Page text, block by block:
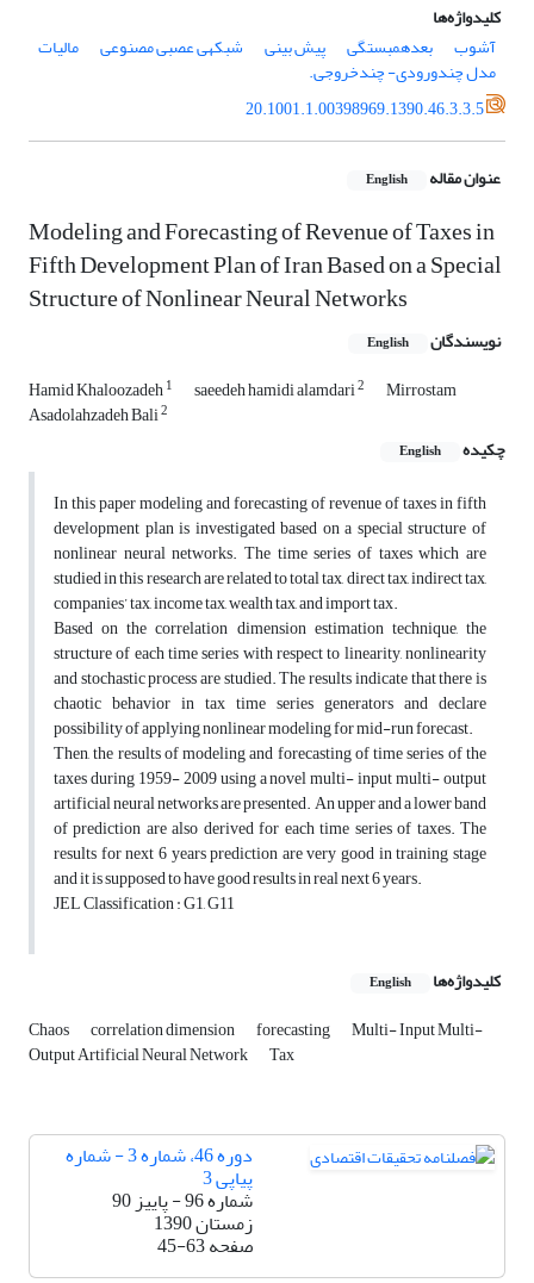
کلیدواژه‌ها
آشوب
بعدهمبستگی پیش بینی شبکه‎ی عصبی مصنوعی مالیات
مدل چندورودی- چندخروجی.
20.1001.1.00398969.1390.46.3.3.5
عنوان مقاله English
Modeling and Forecasting of Revenue of Taxes in
Fifth Development Plan of Iran Based on a Special
Structure of Nonlinear Neural Networks
نویسندگان English
Hamid Khaloozadeh1 saeedeh hamidi alamdari2 Mirrostam
Asadolahzadeh Bali2
چکیده English
In this paper modeling and forecasting of revenue of taxes in fifth
development plan is investigated based on a special structure of
nonlinear neural networks. The time series of taxes which are
studied in this research are related to total tax, direct tax, indirect tax,
companies’ tax, income tax, wealth tax, and import tax.
Based on the correlation dimension estimation technique, the
structure of each time series with respect to linearity, nonlinearity
and stochastic process are studied. The results indicate that there is
chaotic behavior in tax time series generators and declare
possibility of applying nonlinear modeling for mid-run forecast.
Then, the results of modeling and forecasting of time series of the
taxes during 1959- 2009 using a novel multi- input multi- output
artificial neural networks are presented. An upper and a lower band
of prediction are also derived for each time series of taxes. The
results for next 6 years prediction are very good in training stage
and it is supposed to have good results in real next 6 years.
JEL Classification : G1, G11
کلیدواژه‌ها English
Chaos correlation dimension forecasting Multi- Input Multi-
Output Artificial Neural Network Tax
دوره 46، شماره 3 - شماره
پیاپی 3
شماره 96 - پاییز 90
زمستان 1390
صفحه45-63